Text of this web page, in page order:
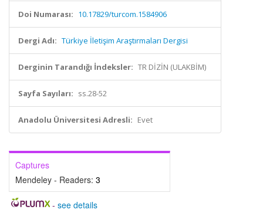
Doi Numarası: 10.17829/turcom.1584906
Dergi Adı: Türkiye İletişim Araştırmaları Dergisi
Derginin Tarandığı İndeksler: TR DİZİN (ULAKBİM)
Sayfa Sayıları: ss.28-52
Anadolu Üniversitesi Adresli: Evet
Captures
Mendeley - Readers: 3
- see details